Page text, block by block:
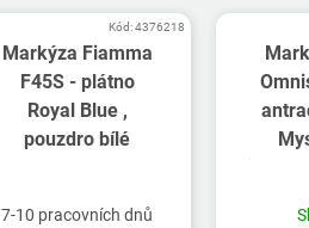
Markýza Fiamma
F45S - plátno
Royal Blue ,
pouzdro bílé
7-10 pracovních dnů
Kód:4376218